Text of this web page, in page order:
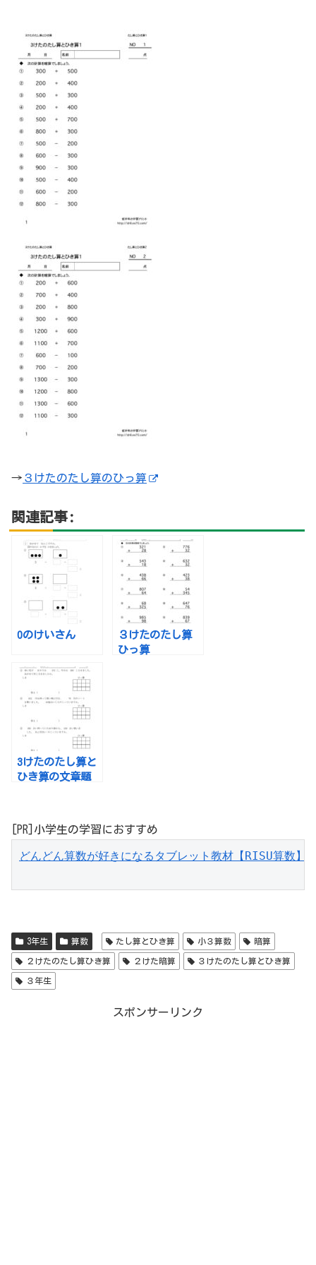
→ ３けたのたし算のひっ算
関連記事:
0のけいさん
３けたのたし算
ひっ算
3けたのたし算と
ひき算の文章題
[PR]小学生の学習におすすめ
どんどん算数が好きになるタブレット教材【RISU算数】
3年生 算数 たし算とひき算 小３算数 暗算
２けたのたし算ひき算 ２けた暗算 ３けたのたし算とひき算
３年生
スポンサーリンク